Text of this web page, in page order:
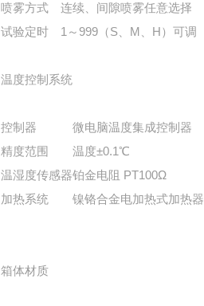
喷雾方式
连续、间隙喷雾任意选择
试验定时
1～999（S、M、H）可调
温度控制系统
控制器
微电脑温度集成控制器
精度范围
温度±0.1℃
温湿度传感器铂金电阻 PT100Ω
加热系统
镍铬合金电加热式加热器
箱体材质